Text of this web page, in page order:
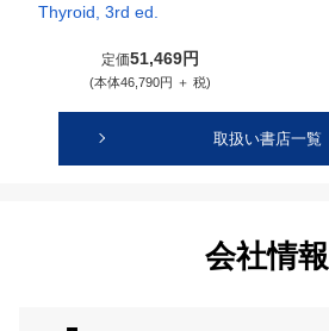
Thyroid, 3rd ed.
定価51,469円
(本体46,790円 ＋ 税)
取扱い書店一覧
会社情報